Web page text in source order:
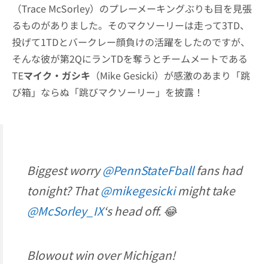
（Trace McSorley）のプレーメーキングぶりも目を見張
るものがありました。そのマクソーリーは走って3TD、
投げて1TDとバークレー顔負けの活躍をしたのですが、
そんな彼が第2QにランTDを奪うとチームメートである
TEマイク・ガシキ （Mike Gesicki）が感激のあまり「跳
び箱」ならぬ「跳びマクソーリー」を披露！
Biggest worry@PennStateFballfans had
tonight? That@mikegesickimight take
@McSorley_IX‘s head off. 😂
Blowout win over Michigan!